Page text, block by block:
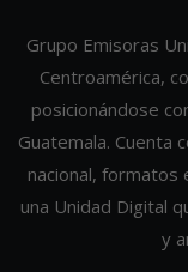
Grupo Emisoras
Centroamérica,
posicionándose
Guatemala. Cuenta
nacional,
una Unidad Digital
y